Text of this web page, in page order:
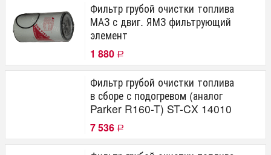
Фильтр грубой очистки топлива
МАЗ с двиг. ЯМЗ фильтрующий
элемент
1 880 Р
Фильтр грубой очистки топлива
в сборе с подогревом (аналог
Parker R160-T) ST-CX 14010
7 536 Р